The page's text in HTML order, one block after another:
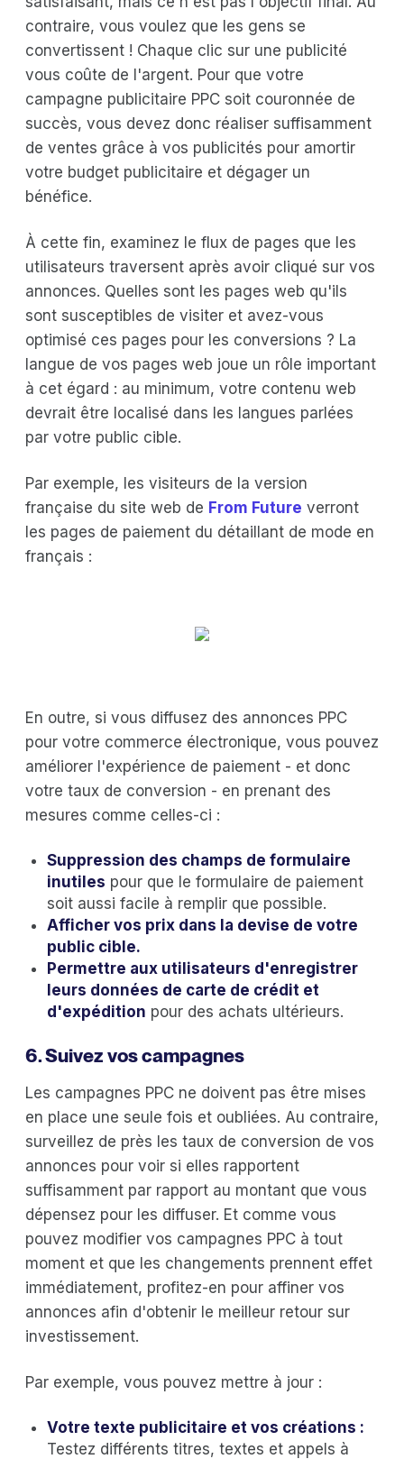
contraire, vous voulez que les gens se
convertissent ! Chaque clic sur une publicité
vous coûte de l'argent. Pour que votre
campagne publicitaire PPC soit couronnée de
succès, vous devez donc réaliser suffisamment
de ventes grâce à vos publicités pour amortir
votre budget publicitaire et dégager un
bénéfice.
À cette fin, examinez le flux de pages que les
utilisateurs traversent après avoir cliqué sur vos
annonces. Quelles sont les pages web qu'ils
sont susceptibles de visiter et avez-vous
optimisé ces pages pour les conversions ? La
langue de vos pages web joue un rôle important
à cet égard : au minimum, votre contenu web
devrait être localisé dans les langues parlées
par votre public cible.
Par exemple, les visiteurs de la version
française du site web de From Future verront
les pages de paiement du détaillant de mode en
français :
En outre, si vous diffusez des annonces PPC
pour votre commerce électronique, vous pouvez
améliorer l'expérience de paiement - et donc
votre taux de conversion - en prenant des
mesures comme celles-ci :
Suppression des champs de formulaire
inutiles pour que le formulaire de paiement
soit aussi facile à remplir que possible.
Afficher vos prix dans la devise de votre
public cible.
Permettre aux utilisateurs d'enregistrer
leurs données de carte de crédit et
d'expédition pour des achats ultérieurs.
6. Suivez vos campagnes
Les campagnes PPC ne doivent pas être mises
en place une seule fois et oubliées. Au contraire,
surveillez de près les taux de conversion de vos
annonces pour voir si elles rapportent
suffisamment par rapport au montant que vous
dépensez pour les diffuser. Et comme vous
pouvez modifier vos campagnes PPC à tout
moment et que les changements prennent effet
immédiatement, profitez-en pour affiner vos
annonces afin d'obtenir le meilleur retour sur
investissement.
Par exemple, vous pouvez mettre à jour :
Votre texte publicitaire et vos créations :
Testez différents titres, textes et appels à